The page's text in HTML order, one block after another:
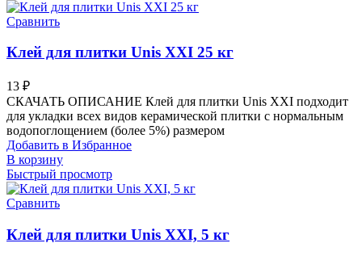
Сравнить
Клей для плитки Unis XXI 25 кг
13 ₽
СКАЧАТЬ ОПИСАНИЕ Клей для плитки Unis XXI подходит
для укладки всех видов керамической плитки с нормальным
водопоглощением (более 5%) размером
Добавить в Избранное
В корзину
Быстрый просмотр
Сравнить
Клей для плитки Unis XXI, 5 кг